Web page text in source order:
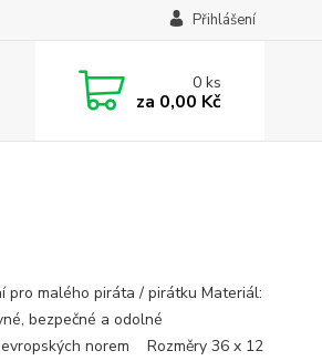
Přihlášení
0ks
za 0,00 Kč
pro malého piráta / pirátku Materiál:
bezpečné a odolné
norem Rozměry 36 x 12